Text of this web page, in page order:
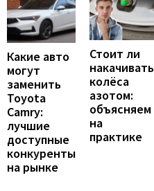
Какие авто
могут
заменить
Toyota
Camry:
лучшие
доступные
конкуренты
на рынке
Стоит ли
накачивать
колёса
азотом:
объясняем
на
практике